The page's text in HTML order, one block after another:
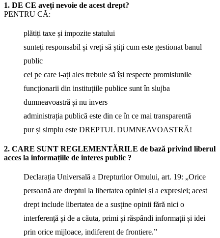
1. DE CE aveți nevoie de acest drept?
PENTRU CĂ:
plătiți taxe și impozite statului
sunteți responsabil și vreți să știți cum este gestionat banul
public
cei pe care i-ați ales trebuie să își respecte promisiunile
funcționarii din instituțiile publice sunt în slujba
dumneavoastră și nu invers
administrația publică este din ce în ce mai transparentă
pur și simplu este DREPTUL DUMNEAVOASTRĂ!
2. CARE SUNT REGLEMENTĂRILE de bază privind liberul
acces la informațiile de interes public ?
Declarația Universală a Drepturilor Omului, art. 19: „Orice
persoană are dreptul la libertatea opiniei și a expresiei; acest
drept include libertatea de a susține opinii fără nici o
interferență și de a căuta, primi și răspândi informații și idei
prin orice mijloace, indiferent de frontiere.”